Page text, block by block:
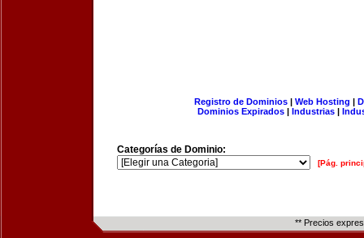
Registro de Dominios| Web Hosting |
Dominios Expirados | Industrias |
Categorías de Dominio:
[Pág.
** Precios